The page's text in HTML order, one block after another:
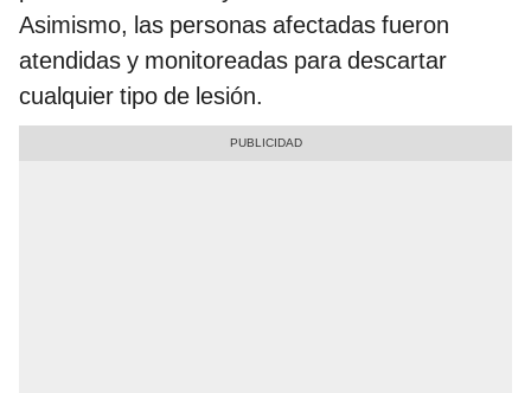
Asimismo, las personas afectadas fueron
atendidas y monitoreadas para descartar
cualquier tipo de lesión.